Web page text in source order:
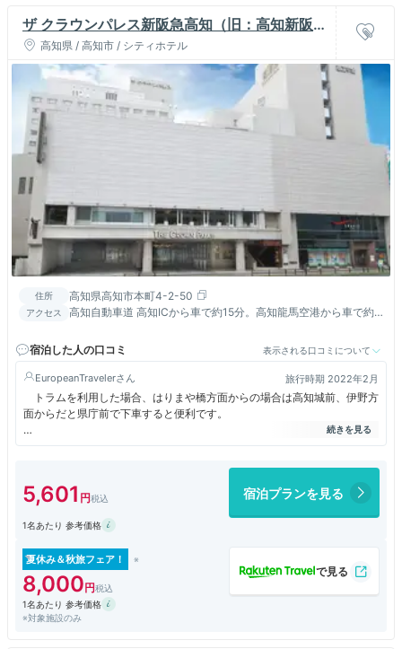
ザ クラウンパレス新阪急高知（旧：高知新阪急
ホテル）
高知県 / 高知市 / シティホテル
住所 高知県高知市本町4-2-50
アクセス
高知自動車道 高知ICから車で約15分。高知龍馬空港から車で約
宿泊した人の口コミ
表示される口コミについて
EuropeanTraveler 旅行時期 2022年2月
トラムを利用した場合、はりまや橋方面からの場合は高知城前、伊野方
面からだと県庁前で下車すると便利です。
部屋は狭く歩くスペースを維持して使うにはキャリーケースはギリギリ
バスルームのバスタブは広いですが洗面周辺は歯ブラシを置くスペース
など狭すぎる。
ますが市内を代表するホテルとしては不十分。朝食が売りのビジホと同程
度か若干少ない。(和食視点)
洋食派だと満足できるかもしれません。
リッチモンドホテル高知と泊り比べしましたが部屋と朝食はリッチモン
5,601 宿泊プランを見る
1名あたり 参考価格
夏休み＆秋旅フェア！
8,000
1名あたり 参考価格
※対象施設のみ